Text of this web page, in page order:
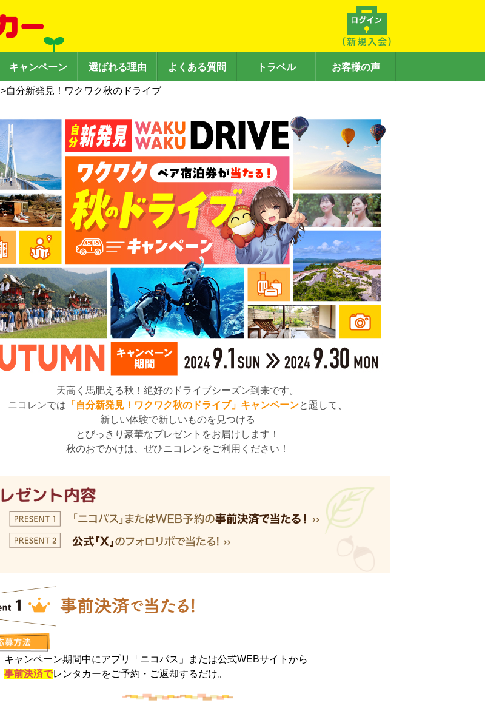
キャンペーン 選ばれる理由 よくある質問 トラベル お客様の声
>自分新発見！ワクワク秋のドライブ
天高く馬肥える秋！絶好のドライブシーズン到来です。
ニコレンでは 「自分新発見！ワクワク秋のドライブ」キャンペーンと題して、
新しい体験で新しいものを見つける
とびっきり豪華なプレゼントをお届けします！
秋のおでかけは、ぜひニコレンをご利用ください！
キャンペーン期間中にアプリ「ニコパス」または公式WEBサイトから
事前決済でレンタカーをご予約・ご返却するだけ。